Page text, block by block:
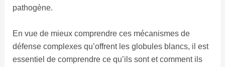
pathogène.
En vue de mieux comprendre ces mécanismes de
défense complexes qu’offrent les globules blancs, il est
essentiel de comprendre ce qu’ils sont et comment ils